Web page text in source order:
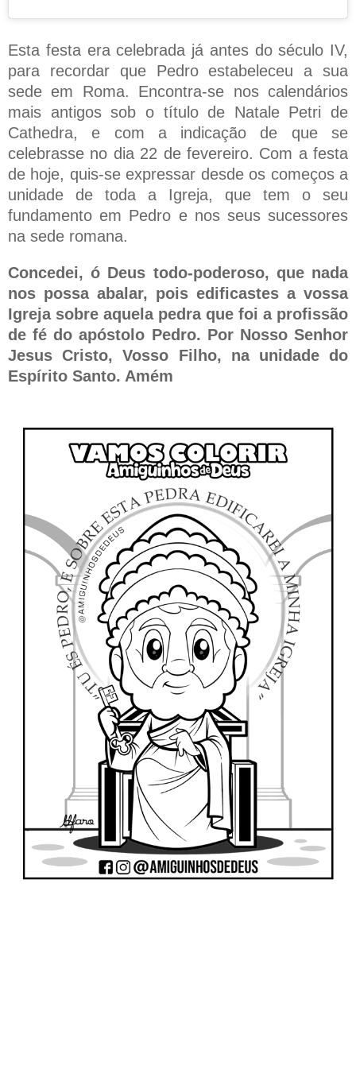
Esta festa era celebrada já antes do século IV,
para recordar que Pedro estabeleceu a sua
sede em Roma. Encontra-se nos calendários
mais antigos sob o título de Natale Petri de
Cathedra, e com a indicação de que se
celebrasse no dia 22 de fevereiro. Com a festa
de hoje, quis-se expressar desde os começos a
unidade de toda a Igreja, que tem o seu
fundamento em Pedro e nos seus sucessores
na sede romana.
Concedei, ó Deus todo-poderoso, que nada
nos possa abalar, pois edificastes a vossa
Igreja sobre aquela pedra que foi a profissão
de fé do apóstolo Pedro. Por Nosso Senhor
Jesus Cristo, Vosso Filho, na unidade do
Espírito Santo. Amém